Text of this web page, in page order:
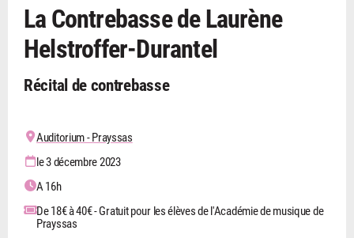
La Contrebasse de Laurène
Helstroffer-Durantel
Récital de contrebasse
Auditorium - Prayssas
le 3 décembre 2023
A 16h
De 18€ à 40€ - Gratuit pour les élèves de l'Académie de musique de
Prayssas